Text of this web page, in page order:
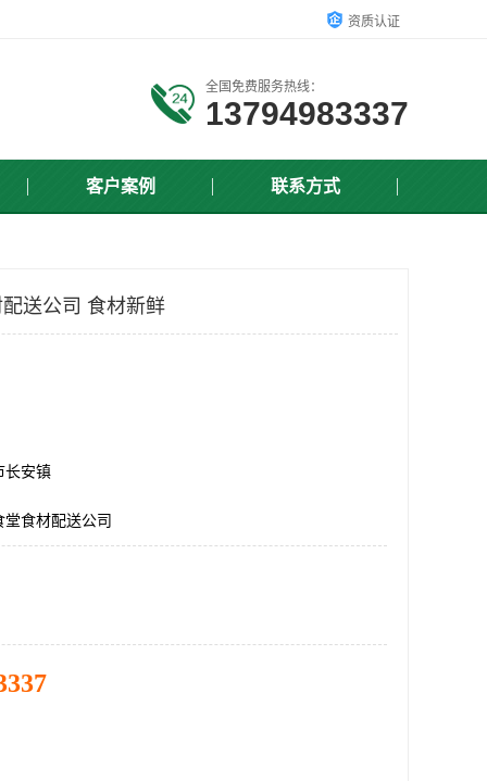
资质认证
全国免费服务热线：
13794983337
客户案例 联系方式
送公司 食材新鲜
长安镇
食材配送公司